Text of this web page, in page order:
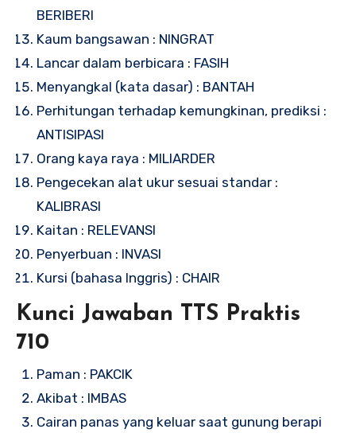
BERIBERI
Kaum bangsawan : NINGRAT
Lancar dalam berbicara : FASIH
Menyangkal (kata dasar) : BANTAH
Perhitungan terhadap kemungkinan, prediksi :
ANTISIPASI
Orang kaya raya : MILIARDER
Pengecekan alat ukur sesuai standar :
KALIBRASI
Kaitan : RELEVANSI
Penyerbuan : INVASI
Kursi (bahasa Inggris) : CHAIR
Kunci Jawaban TTS Praktis
710
Paman : PAKCIK
Akibat : IMBAS
Cairan panas yang keluar saat gunung berapi